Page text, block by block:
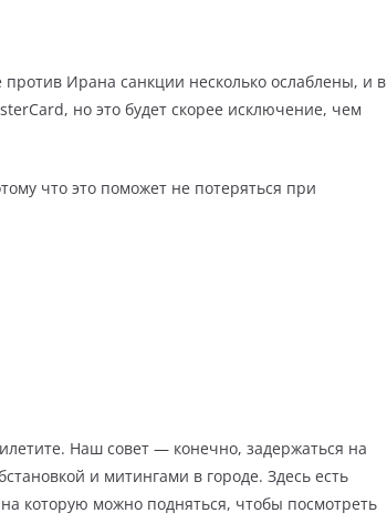
Ирана санкции несколько ослаблены, и в
но это будет скорее исключение, чем
что это поможет не потеряться при
Наш совет — конечно, задержаться на
и митингами в городе. Здесь есть
которую можно подняться, чтобы посмотреть